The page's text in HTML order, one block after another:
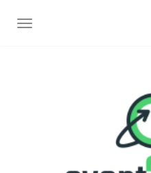
NAVIGATION UMSCHALTEN